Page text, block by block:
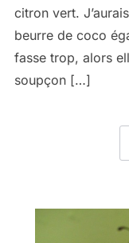
citron vert.
beurre de coco
fasse trop, alors
soupçon […]